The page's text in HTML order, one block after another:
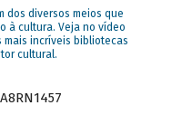
dos diversos meios que
à cultura. Veja no vídeo
mais incríveis bibliotecas
cultural.